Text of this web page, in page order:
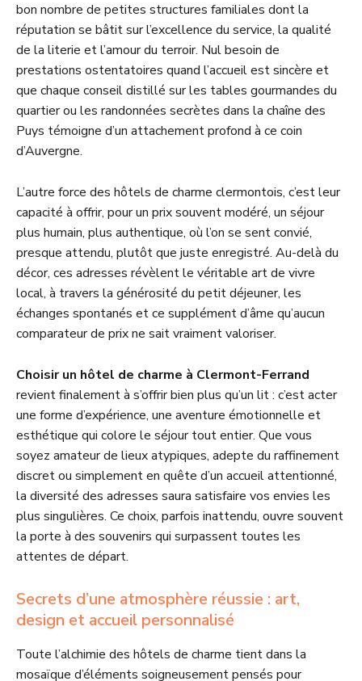
bon nombre de petites structures familiales dont la
réputation se bâtit sur l’excellence du service, la qualité
de la literie et l’amour du terroir. Nul besoin de
prestations ostentatoires quand l’accueil est sincère et
que chaque conseil distillé sur les tables gourmandes du
quartier ou les randonnées secrètes dans la chaîne des
Puys témoigne d’un attachement profond à ce coin
d’Auvergne.
L’autre force des hôtels de charme clermontois, c’est leur
capacité à offrir, pour un prix souvent modéré, un séjour
plus humain, plus authentique, où l’on se sent convié,
presque attendu, plutôt que juste enregistré. Au-delà du
décor, ces adresses révèlent le véritable art de vivre
local, à travers la générosité du petit déjeuner, les
échanges spontanés et ce supplément d’âme qu’aucun
comparateur de prix ne sait vraiment valoriser.
Choisir un hôtel de charme à Clermont-Ferrand
revient finalement à s’offrir bien plus qu’un lit : c’est acter
une forme d’expérience, une aventure émotionnelle et
esthétique qui colore le séjour tout entier. Que vous
soyez amateur de lieux atypiques, adepte du raffinement
discret ou simplement en quête d’un accueil attentionné,
la diversité des adresses saura satisfaire vos envies les
plus singulières. Ce choix, parfois inattendu, ouvre souvent
la porte à des souvenirs qui surpassent toutes les
attentes de départ.
Secrets d’une atmosphère réussie : art,
design et accueil personnalisé
Toute l’alchimie des hôtels de charme tient dans la
mosaïque d’éléments soigneusement pensés pour